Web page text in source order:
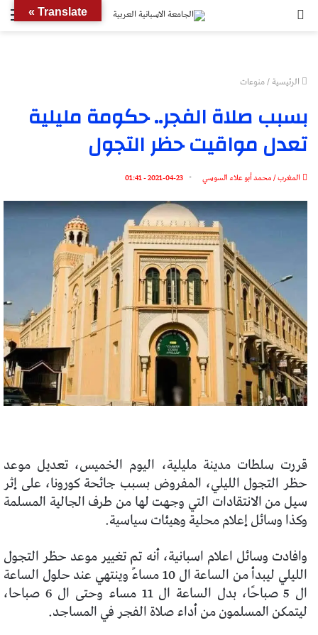
الرئيسية/منوعات
بسبب صلاة الفجر.. حكومة مليلية
تعدل مواقيت حظر التجول
المغرب / محمد أبو علاء السوسي 2021-04-23 - 01:41
قررت سلطات مدينة مليلية، اليوم الخميس، تعديل موعد
حظر التجول الليلي، المفروض بسبب جائحة كورونا، على إثر
سيل من الانتقادات التي وجهت لها من طرف الجالية المسلمة
وكذا وسائل إعلام محلية وهيئات سياسية.
وافادت وسائل اعلام اسبانية، أنه تم تغيير موعد حظر التجول
الليلي ليبدأ من الساعة ال 10 مساءً وينتهي عند حلول الساعة
ال 5 صباحًا، بدل الساعة ال 11 مساء وحتى ال 6 صباحا،
ليتمكن المسلمون من أداء صلاة الفجر في المساجد.
Translate »